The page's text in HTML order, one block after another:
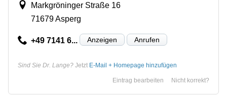
Markgröninger Straße 16
71679 Asperg
+49 7141 6... Anzeigen Anrufen
Sind Sie Dr. Lange? Jetzt E-Mail + Homepage hinzufügen
Nicht korrekt?
Eintrag bearbeiten